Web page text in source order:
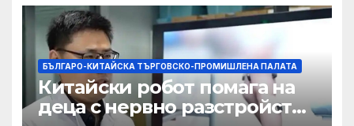
БЪЛГАРО-КИТАЙСКА ТЪРГОВСКО-ПРОМИШЛЕНА ПАЛАТА
Китайски робот помага на
деца с нервно разстройство